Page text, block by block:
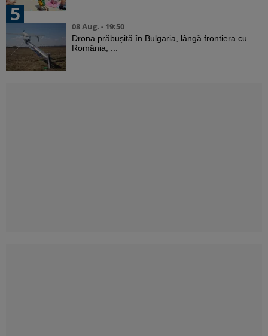
5
08 Aug. - 19:50
Drona prăbușită în Bulgaria, lângă frontiera cu
România, ...